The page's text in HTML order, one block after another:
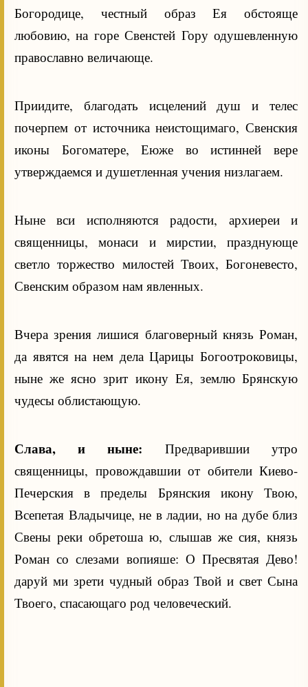
Богородице, честный образ Ея обстояще
любовию, на горе Свенстей Гору одушевленную
православно величающе.
Приидите, благодать исцелений душ и телес
почерпем от источника неистощимаго, Свенския
иконы Богоматере, Еюже во истинней вере
утверждаемся и душетленная учения низлагаем.
Ныне вси исполняются радости, архиереи и
священницы, монаси и мирстии, празднующе
светло торжество милостей Твоих, Богоневесто,
Свенским образом нам явленных.
Вчера зрения лишися благоверный князь Роман,
да явятся на нем дела Царицы Богоотроковицы,
ныне же ясно зрит икону Ея, землю Брянскую
чудесы облистающую.
Слава, и ныне: Предварившии утро
священницы, провождавшии от обители Киево-
Печерския в пределы Брянския икону Твою,
Всепетая Владычице, не в ладии, но на дубе близ
Свены реки обретоша ю, слышав же сия, князь
Роман со слезами вопияше: О Пресвятая Дево!
даруй ми зрети чудный образ Твой и свет Сына
Твоего, спасающаго род человеческий.